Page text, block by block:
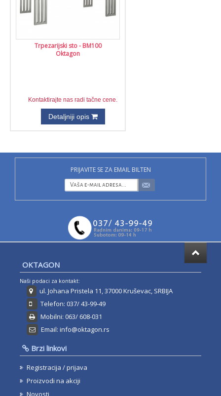
Trpezarijski sto - BM100
Oktagon
Kontaktirajte nas radi tačne cene.
Detaljniji opis
PRIJAVITE SE ZA EMAIL BILTEN
OKTAGON
Naši podaci za kontakt:
ul. Johana Pristela 11, 37000 Kruševac, SRBIJA
Telefon: 037/ 43-99-49
Mobilni: 063/ 608-031
Email: info@oktagon.rs
Brzi linkovi
Registracija / prijava
Proizvodi na akciji
Novosti